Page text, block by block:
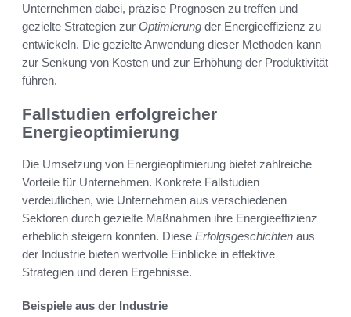
Unternehmen dabei, präzise Prognosen zu treffen und
gezielte Strategien zur Optimierung der Energieeffizienz zu
entwickeln. Die gezielte Anwendung dieser Methoden kann
zur Senkung von Kosten und zur Erhöhung der Produktivität
führen.
Fallstudien erfolgreicher
Energieoptimierung
Die Umsetzung von Energieoptimierung bietet zahlreiche
Vorteile für Unternehmen. Konkrete Fallstudien
verdeutlichen, wie Unternehmen aus verschiedenen
Sektoren durch gezielte Maßnahmen ihre Energieeffizienz
erheblich steigern konnten. Diese Erfolgsgeschichten aus
der Industrie bieten wertvolle Einblicke in effektive
Strategien und deren Ergebnisse.
Beispiele aus der Industrie